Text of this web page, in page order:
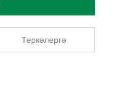
Теркәлергә